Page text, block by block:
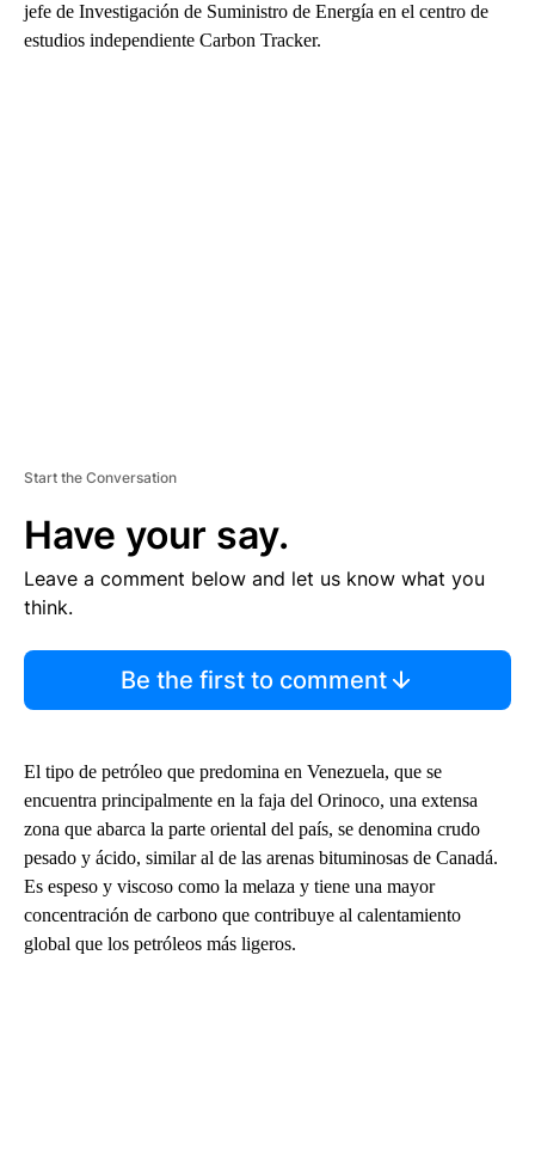
jefe de Investigación de Suministro de Energía en el centro de
estudios independiente Carbon Tracker.
Start the Conversation
Have your say.
Leave a comment below and let us know what you
think.
Be the first to comment
El tipo de petróleo que predomina en Venezuela, que se
encuentra principalmente en la faja del Orinoco, una extensa
zona que abarca la parte oriental del país, se denomina crudo
pesado y ácido, similar al de las arenas bituminosas de Canadá.
Es espeso y viscoso como la melaza y tiene una mayor
concentración de carbono que contribuye al calentamiento
global que los petróleos más ligeros.